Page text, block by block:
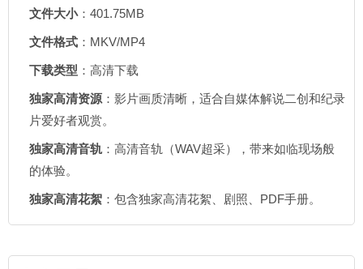
文件大小：401.75MB
文件格式 ：MKV/MP4
下载类型 ：高清下载
独家高清资源 ：影片画质清晰，适合自媒体解说二创和纪录
片爱好者观赏。
独家高清音轨 ：高清音轨（WAV超采），带来如临现场般
的体验。
独家高清花絮 ：包含独家高清花絮、剧照、PDF手册。